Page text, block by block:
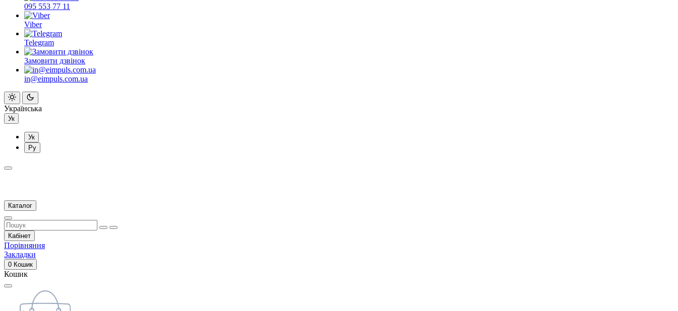
095 553 77 11
Viber
Telegram
Замовити дзвінок
in@eimpuls.com.ua
Українська
Ук
Ук
Ру
Каталог
Кабінет
Порівняння
Закладки
0 Кошик
Кошик